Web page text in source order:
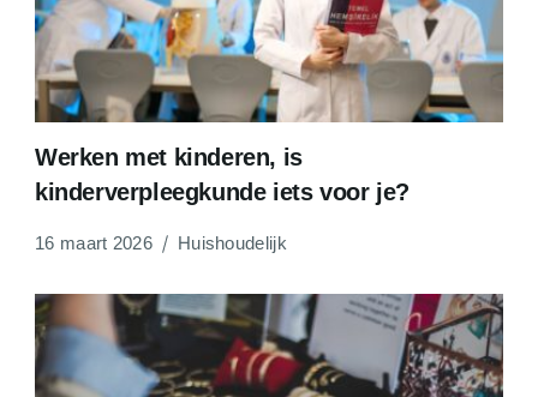
Werken met kinderen, is
kinderverpleegkunde iets voor je?
16 maart 2026 Huishoudelijk